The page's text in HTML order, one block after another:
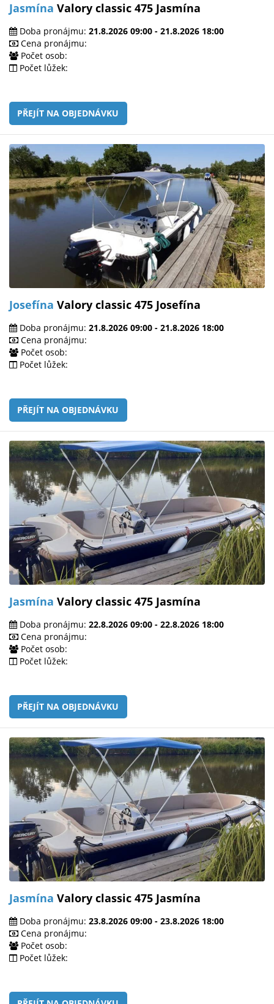
Jasmína Valory classic 475 Jasmína
Doba pronájmu: 21.8.2026 09:00 - 21.8.2026 18:00
Cena pronájmu:
Počet osob:
Počet lůžek:
PŘEJÍT NA OBJEDNÁVKU
Josefína Valory classic 475 Josefína
Doba pronájmu: 21.8.2026 09:00 - 21.8.2026 18:00
Cena pronájmu:
Počet osob:
Počet lůžek:
PŘEJÍT NA OBJEDNÁVKU
Jasmína Valory classic 475 Jasmína
Doba pronájmu: 22.8.2026 09:00 - 22.8.2026 18:00
Cena pronájmu:
Počet osob:
Počet lůžek:
PŘEJÍT NA OBJEDNÁVKU
Jasmína Valory classic 475 Jasmína
Doba pronájmu: 23.8.2026 09:00 - 23.8.2026 18:00
Cena pronájmu:
Počet osob:
Počet lůžek: